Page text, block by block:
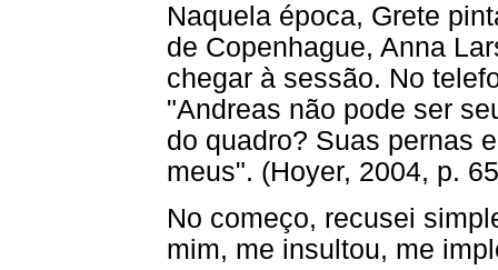
Naquela época, Grete
de Copenhague, Anna
chegar à sessão. No
"Andreas não pode ser
do quadro? Suas pernas
meus". (Hoyer, 2004, p.
No começo, recusei
mim, me insultou, me